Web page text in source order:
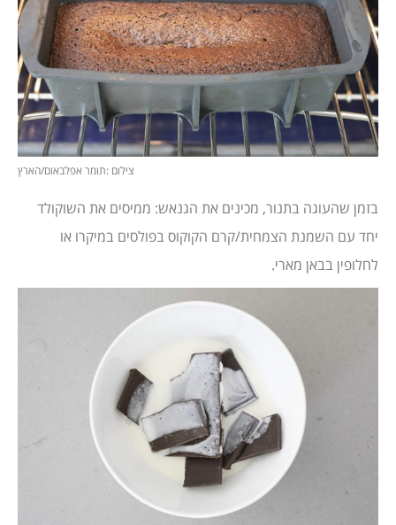
צילום :תומר אפלבאום/הארץ
בזמן שהעוגה בתנור, מכינים את הגנאש: ממיסים את השוקולד
יחד עם השמנת הצמחית/קרם הקוקוס בפולסים במיקרו או
לחלופין בבאן מארי.